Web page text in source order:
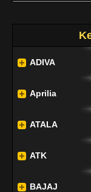
ADIVA
Aprilia
ATALA
ATK
BAJAJ